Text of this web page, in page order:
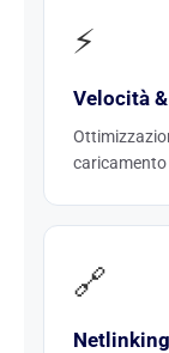
⚡
Velocità
🔗